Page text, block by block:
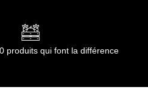
produits qui font la différence